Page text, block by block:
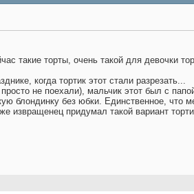
такие торты, очень такой для девочки
когда тортик этот стали разрезать...
не поехали), мальчик этот был с
блондинку без юбки. Единственное, что
извращенец придумал такой вариант